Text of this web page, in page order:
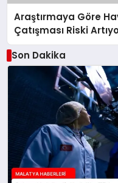
Araştırmaya Göre
Çatışması Riski
Son Dakika